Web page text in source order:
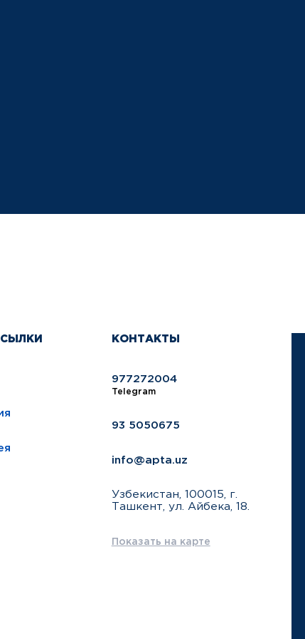
КОНТАКТЫ
977272004
Telegram
93 5050675
info@apta.uz
Узбекистан, 100015, г.
Ташкент, ул. Айбека, 18.
Показать на карте